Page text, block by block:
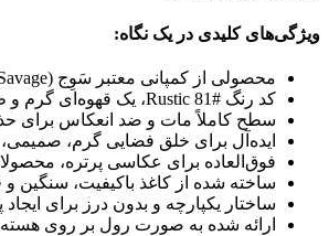
ویژگی‌های کلیدی در یک نگاه:
محصولی از کمپانی معتبر سَوِج (Savage) آمریکا، انتخاب حرفه‌ای‌ها
کد رنگ #81 Rustic، یک قهوه‌ای گرم و طبیعی با حس و حال روستیک
سطح کاملاً مات و ضد انعکاس برای
ایده‌آل برای خلق فضایی گرم،
فوق‌العاده برای عکاسی پرتره،
ساخته شده از کاغذ باکیفیت، سنگین و
ساختار یکپارچه و بدون درز برای
ارائه شده به صورت رول بر روی